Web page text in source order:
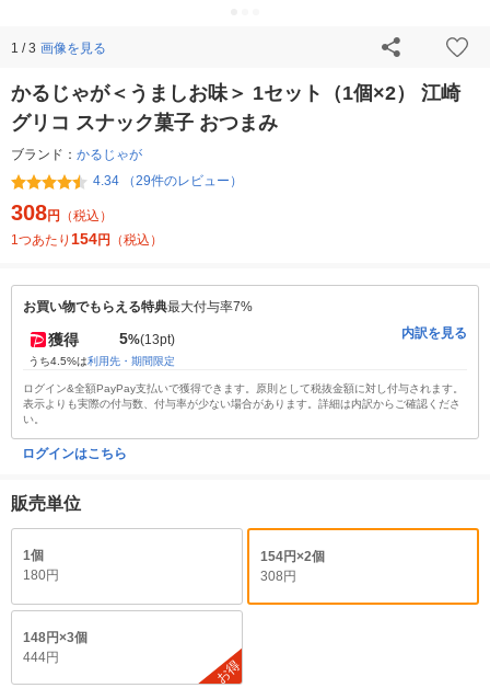
1 / 3 画像を見る
かるじゃが＜うましお味＞ 1セット（1個×2） 江崎
グリコ スナック菓子 おつまみ
ブランド： かるじゃが
4.34 （29件のレビュー）
308円
（税込）
1つあたり 154円 （税込）
お買い物でもらえる特典最大付与率7%
獲得 5%(13pt)
うち4.5%は利用先・期間限定
内訳を見る
ログイン&全額PayPay支払いで獲得できます。原則として税抜金額に対し付与されます。
表示よりも実際の付与数、付与率が少ない場合があります。詳細は内訳からご確認くださ
い。
ログインはこちら
販売単位
1個
180円
154円×2個
308円
148円×3個
444円
お得